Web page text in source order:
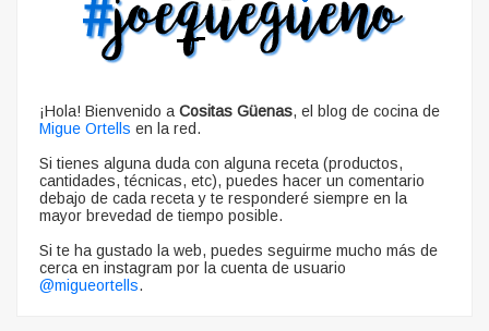
¡Hola! Bienvenido a Cositas Güenas, el blog de cocina de
Migue Ortells en la red.
Si tienes alguna duda con alguna receta (productos,
cantidades, técnicas, etc), puedes hacer un comentario
debajo de cada receta y te responderé siempre en la
mayor brevedad de tiempo posible.
Si te ha gustado la web, puedes seguirme mucho más de
cerca en instagram por la cuenta de usuario
@migueortells.